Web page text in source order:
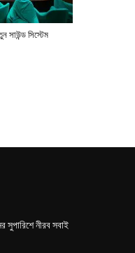
সাউন্ড সিস্টেম
সুপারিশে নীরব সবাই